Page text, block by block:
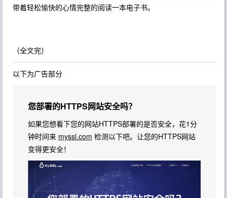
带着轻松愉快的心情完整的阅读一本电子书。
（全文完）
以下为广告部分
您部署的HTTPS网站安全吗？
如果您想看下您的网站HTTPS部署的是否安全，花1分
钟时间来 myssl.com 检测以下吧。让您的HTTPS网站
变得更安全！